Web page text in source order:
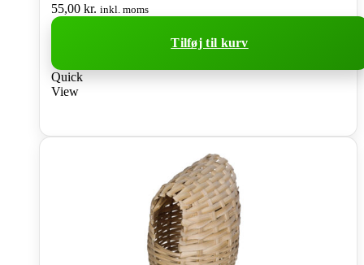
55,00 kr. inkl. moms
Tilføj til kurv
Quick
View